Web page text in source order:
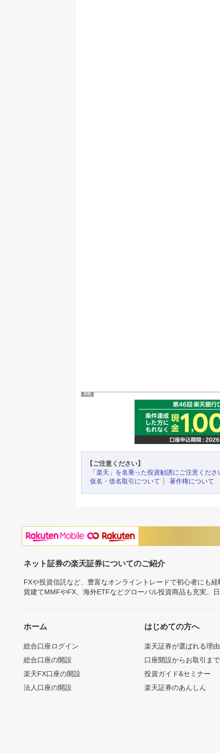
PR
【ご注意ください】
「楽天」を名乗った投資勧誘にご注意くださ
仮名・借名取引について
著作権について
ネット証券の楽天証券についてのご紹介
FXや投資信託など、豊富なオンライントレードで初心者にも
貨建てMMFやFX、海外ETFなどグローバル投資商品も充実。
ホーム
総合口座ログイン
総合口座の開設
楽天FX口座の開設
法人口座の開設
はじめての方へ
楽天証券が選ばれる理由
口座開設からお取引ま
投資ガイド&セミナー
楽天証券のあんしん